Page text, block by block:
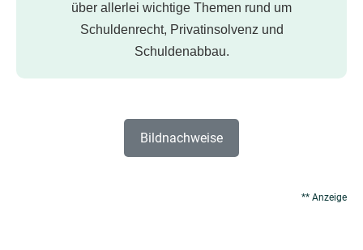
über allerlei wichtige Themen rund um
Schuldenrecht, Privatinsolvenz und
Schuldenabbau.
Bildnachweise
** Anzeige